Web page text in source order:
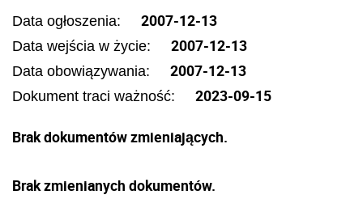
Data ogłoszenia: 2007-12-13
Data wejścia w życie: 2007-12-13
Data obowiązywania: 2007-12-13
Dokument traci ważność: 2023-09-15
Brak dokumentów zmieniających.
Brak zmienianych dokumentów.